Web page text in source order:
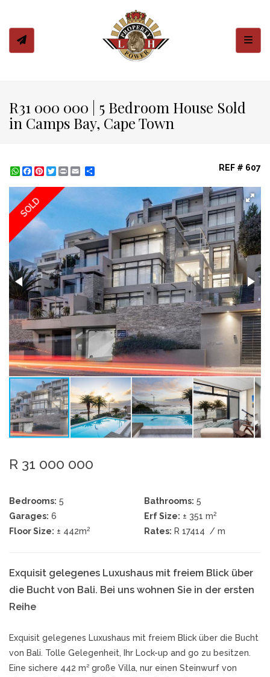
R31 000 000 | 5 Bedroom House Sold
in Camps Bay, Cape Town
WhatsApp
Facebook
Pinterest
Twitter
Print REF # 607
SOLD
R 31 000 000
Bedrooms: 5 Bathrooms: 5
Garages: 6 Erf Size: ± 351 m2
Floor Size: ± 442m2 Rates: R 17414 / m
Exquisit gelegenes Luxushaus mit freiem Blick über
die Bucht von Bali. Bei uns wohnen Sie in der ersten
Reihe
Exquisit gelegenes Luxushaus mit freiem Blick über die Bucht
von Bali. Tolle Gelegenheit, Ihr Lock-up and go zu besitzen.
Eine sichere 442 m² große Villa, nur einen Steinwurf von